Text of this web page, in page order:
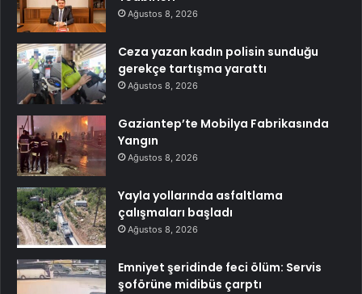
Ağustos 8, 2026
Ceza yazan kadın polisin sunduğu
gerekçe tartışma yarattı
Ağustos 8, 2026
Gaziantep’te Mobilya Fabrikasında
Yangın
Ağustos 8, 2026
Yayla yollarında asfaltlama
çalışmaları başladı
Ağustos 8, 2026
Emniyet şeridinde feci ölüm: Servis
şoförüne midibüs çarptı